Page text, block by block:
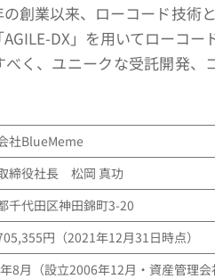
創業以来、ローコード技術
DX」を用いてローコ
く、ユニークな受託開発
社BlueMeme
締役社長 松岡 真功
千代田区神田錦町3-20
円（2021年12月31日時点）
8月（設立2006年12月・資産管理会